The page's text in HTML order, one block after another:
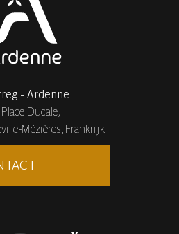
- Ardenne
Ducale,
Mézières, Frankrijk